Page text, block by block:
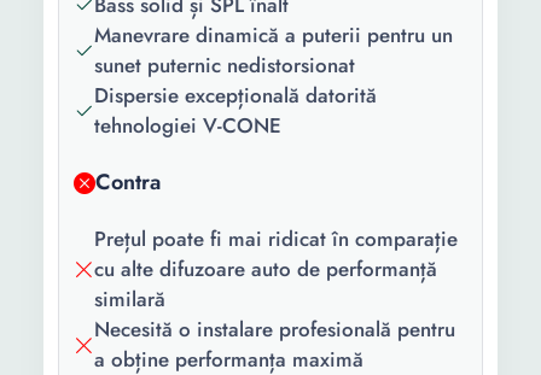
Greutate:
0.7 Kg
Manevrare dinamică a puterii pentru un
sunet puternic nedistorsionat
Dispersie excepțională datorită
tehnologiei V-CONE
Contra
Prețul poate fi mai ridicat în comparație
cu alte difuzoare auto de performanță
similară
Necesită o instalare profesională pentru
a obține performanța maximă